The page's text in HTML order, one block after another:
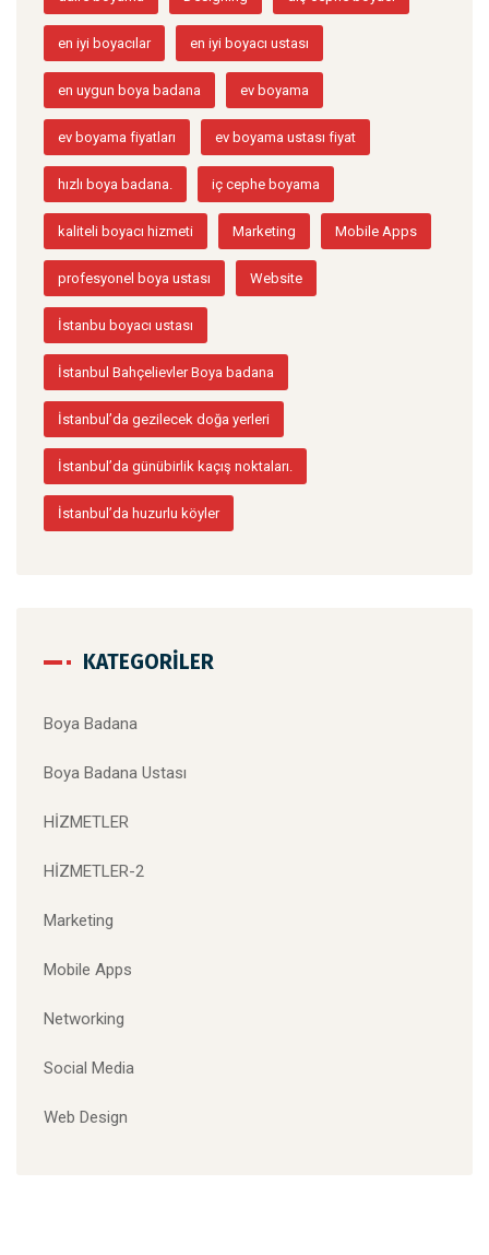
en iyi boyacılar en iyi boyacı ustası
en uygun boya badana ev boyama
ev boyama fiyatları ev boyama ustası fiyat
hızlı boya badana. iç cephe boyama
kaliteli boyacı hizmeti Marketing Mobile Apps
profesyonel boya ustası Website
İstanbu boyacı ustası
İstanbul Bahçelievler Boya badana
İstanbul’da gezilecek doğa yerleri
İstanbul’da günübirlik kaçış noktaları.
İstanbul’da huzurlu köyler
KATEGORILER
Boya Badana
Boya Badana Ustası
HİZMETLER
HİZMETLER-2
Marketing
Mobile Apps
Networking
Social Media
Web Design